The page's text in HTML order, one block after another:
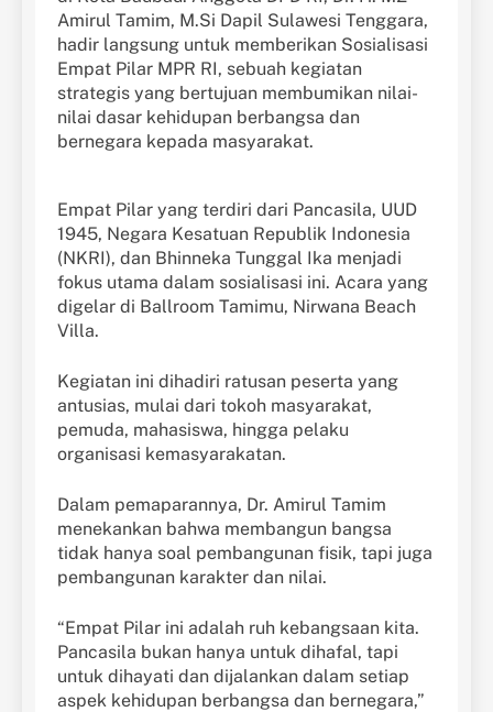
Amirul Tamim, M.Si Dapil Sulawesi Tenggara,
hadir langsung untuk memberikan Sosialisasi
Empat Pilar MPR RI, sebuah kegiatan
strategis yang bertujuan membumikan nilai-
nilai dasar kehidupan berbangsa dan
bernegara kepada masyarakat.
Empat Pilar yang terdiri dari Pancasila, UUD
1945, Negara Kesatuan Republik Indonesia
(NKRI), dan Bhinneka Tunggal Ika menjadi
fokus utama dalam sosialisasi ini. Acara yang
digelar di Ballroom Tamimu, Nirwana Beach
Villa.
Kegiatan ini dihadiri ratusan peserta yang
antusias, mulai dari tokoh masyarakat,
pemuda, mahasiswa, hingga pelaku
organisasi kemasyarakatan.
Dalam pemaparannya, Dr. Amirul Tamim
menekankan bahwa membangun bangsa
tidak hanya soal pembangunan fisik, tapi juga
pembangunan karakter dan nilai.
“Empat Pilar ini adalah ruh kebangsaan kita.
Pancasila bukan hanya untuk dihafal, tapi
untuk dihayati dan dijalankan dalam setiap
aspek kehidupan berbangsa dan bernegara,”